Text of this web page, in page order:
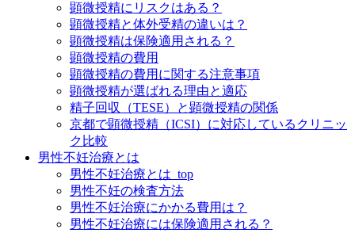
顕微授精にリスクはある？
顕微授精と体外受精の違いは？
顕微授精は保険適用される？
顕微授精の費用
顕微授精の費用に関する注意事項
顕微授精が選ばれる理由と適応
精子回収（TESE）と顕微授精の関係
京都で顕微授精（ICSI）に対応しているクリニッ
ク比較
男性不妊治療とは
男性不妊治療とは_top
男性不妊の検査方法
男性不妊治療にかかる費用は？
男性不妊治療には保険適用される？